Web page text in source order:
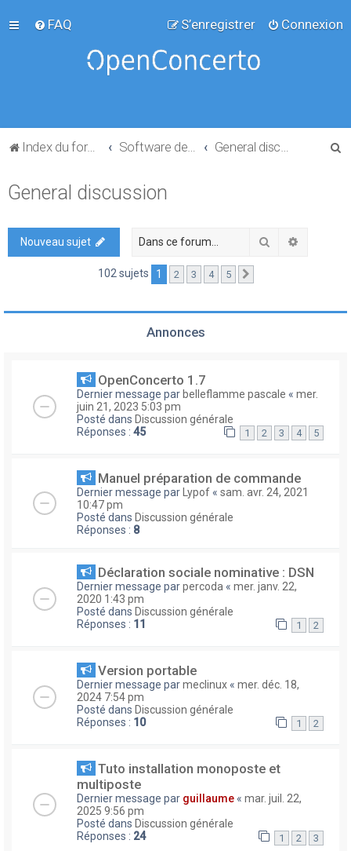
FAQ Connexion
S’enregistrer
Index du forum
General discussion
Nouveau sujet Rechercher
102 sujets 1 2 3 4 5
Annonces
OpenConcerto 1.7
Dernier message par belleflamme pascale « mer.
juin 21, 2023 5:03 pm
Posté dans Discussion générale
Réponses : 45 1 2 3 4 5
Manuel préparation de commande
Dernier message par Lypof « sam. avr. 24, 2021
10:47 pm
Posté dans Discussion générale
Réponses : 8
Déclaration sociale nominative : DSN
Dernier message parpercoda « mer. janv. 22,
2020 1:43 pm
Posté dans Discussion générale
Réponses : 11 1 2
Version portable
Dernier message parmeclinux « mer. déc. 18,
2024 7:54 pm
Posté dans Discussion générale
Réponses : 10 1 2
Tuto installation monoposte et
multiposte
Dernier message par guillaume « mar. juil. 22,
2025 9:56 pm
Posté dans Discussion générale
Réponses : 24 1 2 3